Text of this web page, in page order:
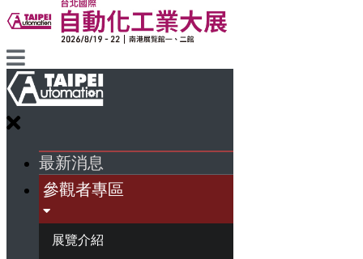
最新消息
參觀者專區
展覽介紹